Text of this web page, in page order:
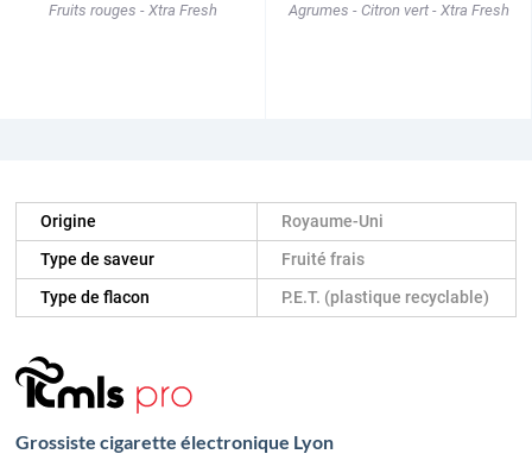
Fruits rouges - Xtra Fresh Agrumes - Citron vert - Xtra Fresh
Origine
Royaume-Uni
Type de saveur
Fruité frais
Type de flacon
P.E.T. (plastique recyclable)
Grossiste cigarette électronique Lyon